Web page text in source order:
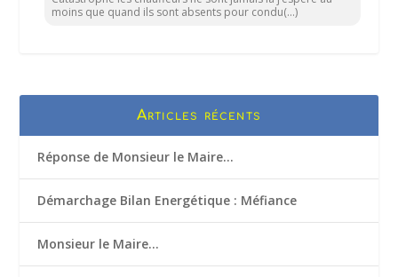
moins que quand ils sont absents pour condu(...)
Articles récents
Réponse de Monsieur le Maire…
Démarchage Bilan Energétique : Méfiance
Monsieur le Maire…